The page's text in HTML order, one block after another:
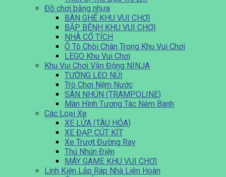
Đồ chơi bằng nhựa
BÀN GHẾ KHU VUI CHƠI
BẬP BÊNH KHU VUI CHƠI
NHÀ CỔ TÍCH
Ô Tô Chòi Chân Trong Khu Vui Chơi
LEGO Khu Vui Chơi
Khu Vui Chơi Vận Động NINJA
TƯỜNG LEO NÚI
Trò Chơi Nệm Nước
SÀN NHÚN (TRAMPOLINE)
Màn Hình Tương Tác Ném Banh
Các Loại Xe
XE LỬA (TÀU HỎA)
XE ĐẠP CÚT KÍT
Xe Trượt Đường Ray
Thú Nhún Điện
MÁY GAME KHU VUI CHƠI
Linh Kiện Lắp Ráp Nhà Liên Hoàn